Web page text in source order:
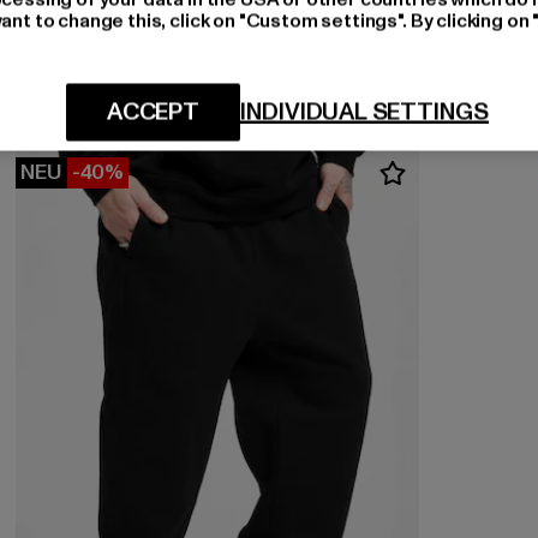
Good Day
NEU -40%
to change this, click on "Custom settings". By clicking
INDIVIDUAL SETTINGS
ACCEPT